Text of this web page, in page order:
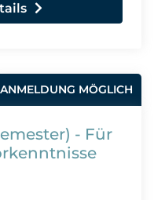
ANMELDUNG MÖGLICH
- Für